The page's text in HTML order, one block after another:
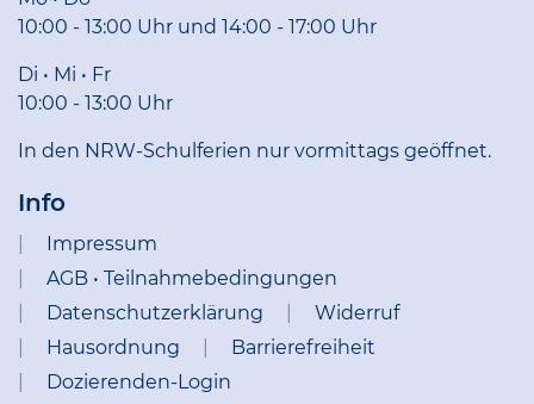
10:00 - 13:00 Uhr und 14:00 - 17:00 Uhr
Di • Mi • Fr
10:00 - 13:00 Uhr
In den NRW-Schulferien nur vormittags geöffnet.
Info
Impressum
AGB • Teilnahmebedingungen
Datenschutzerklärung
Widerruf
Hausordnung
Barrierefreiheit
Dozierenden-Login